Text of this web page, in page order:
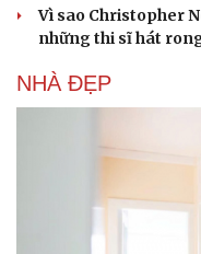
Vì sao Christopher
những thi sĩ hát
NHÀ ĐẸP